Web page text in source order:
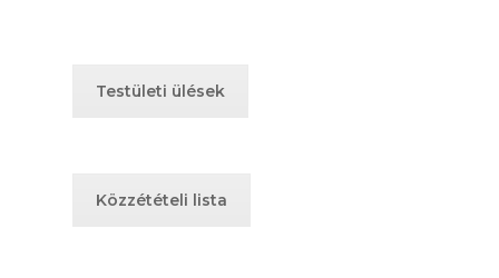
Testületi ülések
Közzétételi lista